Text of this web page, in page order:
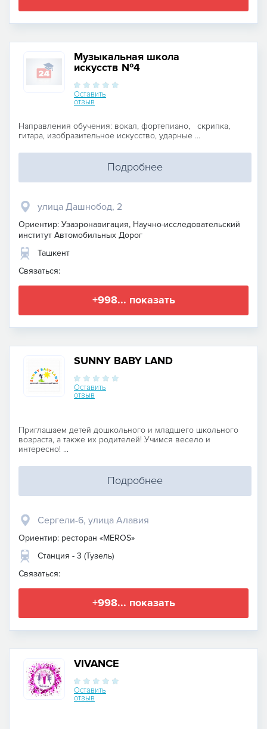
Музыкальная школа
искусств №4
Оставить
отзыв
Направления обучения: вокал, фортепиано, скрипка,
гитара, изобразительное искусство, ударные ...
Подробнее
улица Дашнобод, 2
Ориентир: Узаэронавигация, Научно-исследовательский
институт Автомобильных Дорог
Ташкент
Связаться:
+998... показать
SUNNY BABY LAND
Оставить
отзыв
Приглашаем детей дошкольного и младшего школьного
возраста, а также их родителей! Учимся весело и
интересно! ...
Подробнее
Сергели-6, улица Алавия
Ориентир: ресторан «MEROS»
Станция - 3 (Тузель)
Связаться:
+998... показать
VIVANCE
Оставить
отзыв